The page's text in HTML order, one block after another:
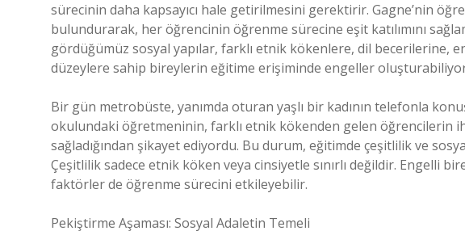
sürecinin daha kapsayıcı hale getirilmesini gerektirir. Gagne’nin
bulundurarak, her öğrencinin öğrenme sürecine eşit katılımını
gördüğümüz sosyal yapılar, farklı etnik kökenlere, dil becerilerine,
düzeylere sahip bireylerin eğitime erişiminde engeller
Bir gün metrobüste, yanımda oturan yaşlı bir kadının telefonla
okulundaki öğretmeninin, farklı etnik kökenden gelen öğrencilerin
sağladığından şikayet ediyordu. Bu durum, eğitimde çeşitlilik ve
Çeşitlilik sadece etnik köken veya cinsiyetle sınırlı değildir. Engelli
faktörler de öğrenme sürecini etkileyebilir.
Pekiştirme Aşaması: Sosyal Adaletin Temeli